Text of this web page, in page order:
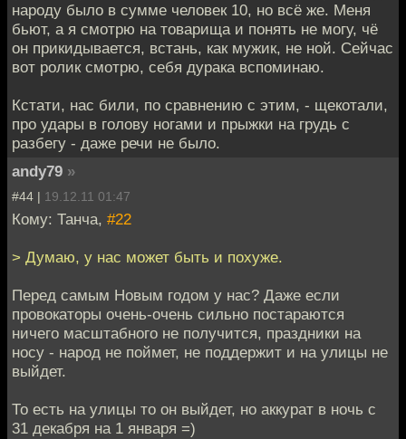
народу было в сумме человек 10, но всё же. Меня
бьют, а я смотрю на товарища и понять не могу, чё
он прикидывается, встань, как мужик, не ной. Сейчас
вот ролик смотрю, себя дурака вспоминаю.
Кстати, нас били, по сравнению с этим, - щекотали,
про удары в голову ногами и прыжки на грудь с
разбегу - даже речи не было.
andy79 »
#44 | 19.12.11 01:47
Кому: Танча, #22
> Думаю, у нас может быть и похуже.
Перед самым Новым годом у нас? Даже если
провокаторы очень-очень сильно постараются
ничего масштабного не получится, праздники на
носу - народ не поймет, не поддержит и на улицы не
выйдет.
То есть на улицы то он выйдет, но аккурат в ночь с
31 декабря на 1 января =)